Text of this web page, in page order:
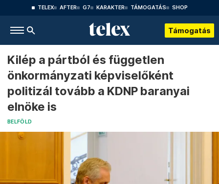
TELEX AFTER G7 KARAKTER TÁMOGATÁS SHOP
Támogatás
Kilép a pártból és független
önkormányzati képviselőként
politizál tovább a KDNP baranyai
elnöke is
BELFÖLD